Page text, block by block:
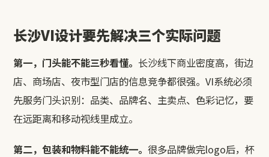
长沙VI设计要先解决三个实际问题
第一，门头能不能三秒看懂。长沙线下商业密度高，街边
店、商场店、夜市型门店的信息竞争都很强。VI系统必须
先服务门头识别：品类、品牌名、主卖点、色彩记忆，要
在远距离和移动视线里成立。
第二，包装和物料能不能统一。很多品牌做完logo后，杯